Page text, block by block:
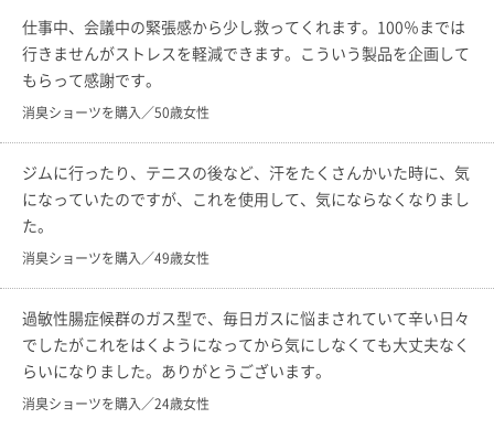
仕事中、会議中の緊張感から少し救ってくれます。100％までは
行きませんがストレスを軽減できます。こういう製品を企画して
もらって感謝です。
消臭ショーツを購入／50歳女性
ジムに行ったり、テニスの後など、汗をたくさんかいた時に、気
になっていたのですが、これを使用して、気にならなくなりまし
た。
消臭ショーツを購入／49歳女性
過敏性腸症候群のガス型で、毎日ガスに悩まされていて辛い日々
でしたがこれをはくようになってから気にしなくても大丈夫なく
らいになりました。ありがとうございます。
消臭ショーツを購入／24歳女性